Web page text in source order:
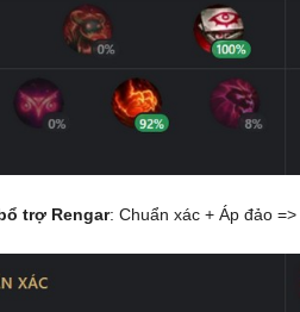
trợ Rengar: Chuẩn xác + Áp đảo